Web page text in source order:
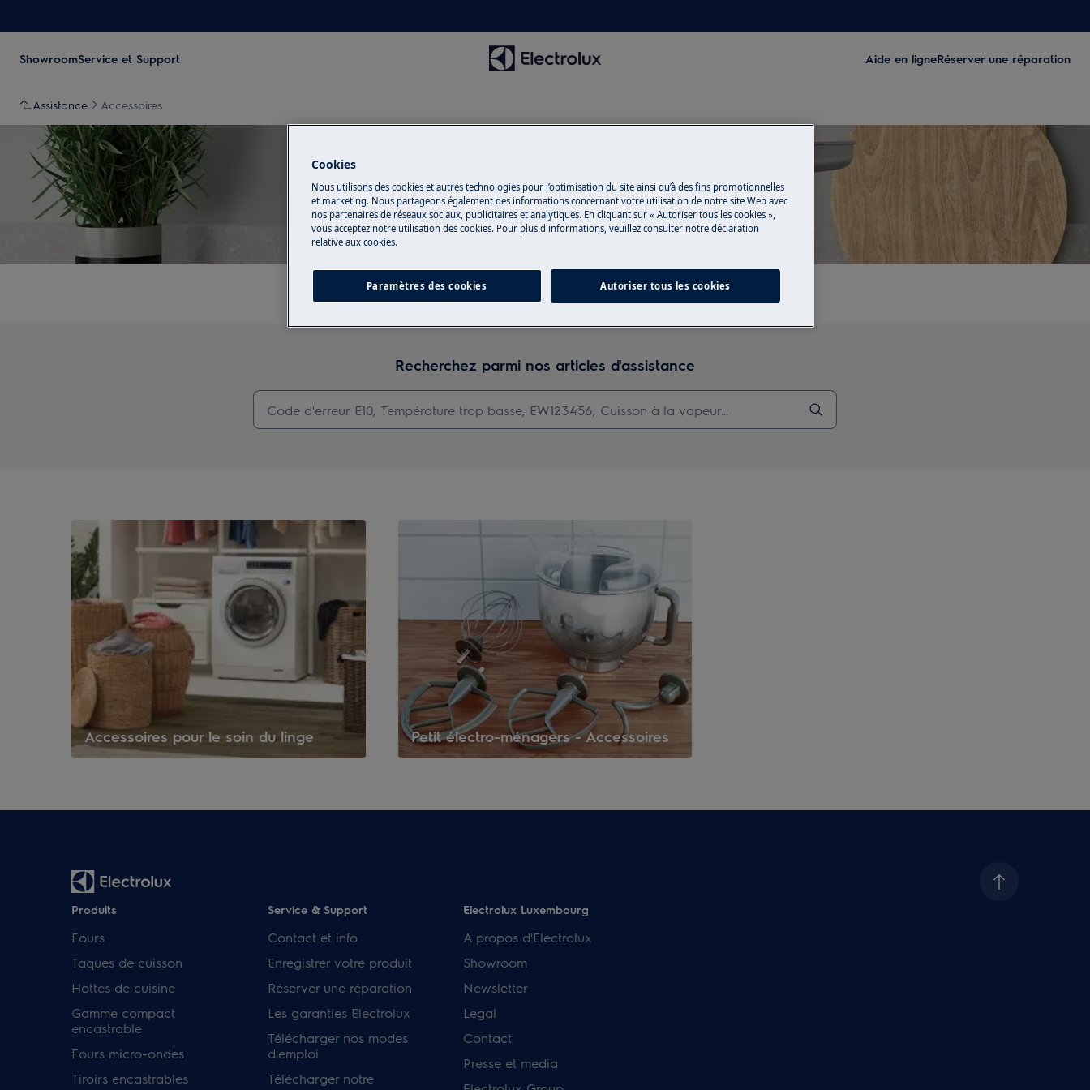
ShowroomService et Support Aide en ligneRéserver une réparation
Assistance Accessoires
Soutien pour Accessoires
Recherchez parmi nos articles d'assistance
Accessoires pour le soin du linge Petit électro-ménagers - Accessoires
Produits
Fours
Taques de cuisson
Hottes de cuisine
Gamme compact
encastrable
Fours micro-ondes
Tiroirs encastrables
Service & Support
Contact et info
Enregistrer votre produit
Réserver une réparation
Les garanties Electrolux
Télécharger nos modes
d'emploi
Télécharger notre
Electrolux Luxembourg
A propos d'Electrolux
Showroom
Newsletter
Legal
Contact
Presse et media
Cookies
Nous utilisons des cookies et autres technologies pour l’optimisation du site ainsi qu’à des fins promotionnelles
et marketing. Nous partageons également des informations concernant votre utilisation de notre site Web avec
nos partenaires de réseaux sociaux, publicitaires et analytiques. En cliquant sur « Autoriser tous les cookies »,
vous acceptez notre utilisation des cookies. Pour plus d'informations, veuillez consulter notre déclaration
relative aux cookies.
Paramètres des cookies Autoriser tous les cookies